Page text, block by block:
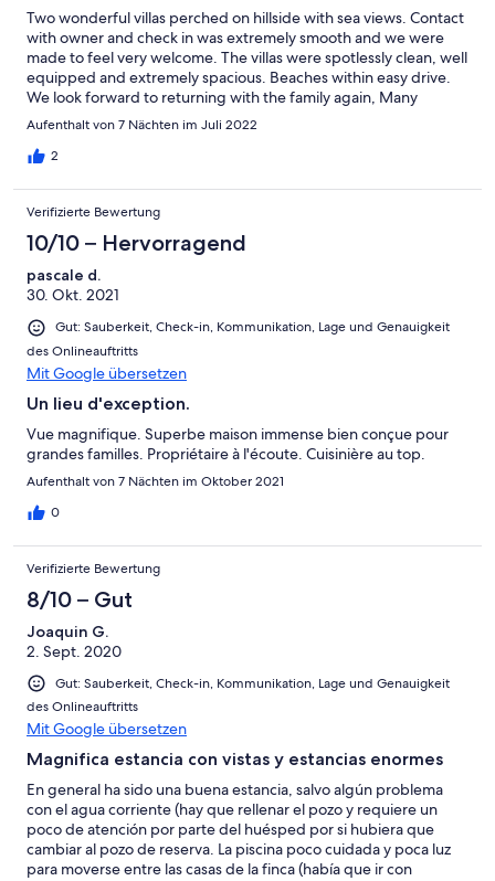
Two wonderful villas perched on hillside with sea views. Contact
with owner and check in was extremely smooth and we were
made to feel very welcome. The villas were spotlessly clean, well
equipped and extremely spacious. Beaches within easy drive.
We look forward to returning with the family again, Many
thanks!
Aufenthalt von 7 Nächten im Juli 2022
2
Verifizierte Bewertung
10/10 – Hervorragend
pascale d.
30. Okt. 2021
Gut: Sauberkeit, Check-in, Kommunikation, Lage und Genauigkeit
des Onlineauftritts
Mit Google übersetzen
Un lieu d'exception.
Vue magnifique. Superbe maison immense bien conçue pour
grandes familles. Propriétaire à l'écoute. Cuisinière au top.
Aufenthalt von 7 Nächten im Oktober 2021
0
Verifizierte Bewertung
8/10 – Gut
Joaquin G.
2. Sept. 2020
Gut: Sauberkeit, Check-in, Kommunikation, Lage und Genauigkeit
des Onlineauftritts
Mit Google übersetzen
Magnifica estancia con vistas y estancias enormes
En general ha sido una buena estancia, salvo algún problema
con el agua corriente (hay que rellenar el pozo y requiere un
poco de atención por parte del huésped por si hubiera que
cambiar al pozo de reserva. La piscina poco cuidada y poca luz
para moverse entre las casas de la finca (había que ir con